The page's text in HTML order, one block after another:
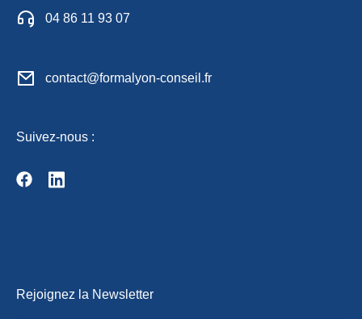
04 86 11 93 07
contact@formalyon-conseil.fr
Suivez-nous :
Rejoignez la Newsletter